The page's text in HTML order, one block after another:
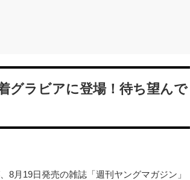
グラビアに登場！待ち望んで
8月19日発売の雑誌「週刊ヤングマガジン」